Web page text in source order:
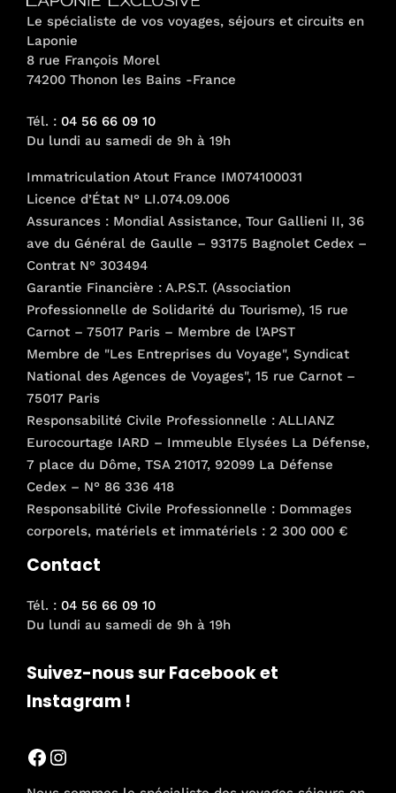
Le spécialiste de vos voyages, séjours et circuits en
Laponie
8 rue François Morel
74200 Thonon les Bains -France
Tél. : 04 56 66 09 10
Du lundi au samedi de 9h à 19h
Immatriculation Atout France IM074100031
Licence d’État N° LI.074.09.006
Assurances : Mondial Assistance, Tour Gallieni II, 36
ave du Général de Gaulle – 93175 Bagnolet Cedex –
Contrat N° 303494
Garantie Financière : A.P.S.T. (Association
Professionnelle de Solidarité du Tourisme), 15 rue
Carnot – 75017 Paris – Membre de l’APST
Membre de "Les Entreprises du Voyage", Syndicat
National des Agences de Voyages", 15 rue Carnot –
75017 Paris
Responsabilité Civile Professionnelle : ALLIANZ
Eurocourtage IARD – Immeuble Elysées La Défense,
7 place du Dôme, TSA 21017, 92099 La Défense
Cedex – N° 86 336 418
Responsabilité Civile Professionnelle : Dommages
corporels, matériels et immatériels : 2 300 000 €
Contact
Tél. : 04 56 66 09 10
Du lundi au samedi de 9h à 19h
Suivez-nous sur Facebook et
Instagram !
Facebook
Instagram